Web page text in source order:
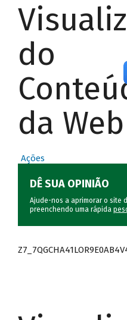
do
da Web
Ações
DÊ SUA OPINIÃO
Ajude-nos a aprimorar o site
preenchendo uma rápida